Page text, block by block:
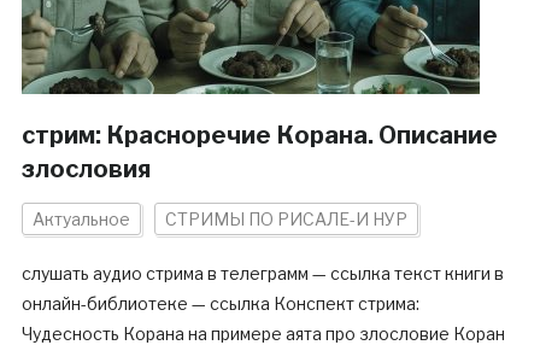
стрим: Красноречие Корана. Описание
злословия
Актуальное СТРИМЫ ПО РИСАЛЕ-И НУР
слушать аудио стрима в телеграмм — ссылка текст книги в
онлайн-библиотеке — ссылка Конспект стрима:
Чудесность Корана на примере аята про злословие Коран